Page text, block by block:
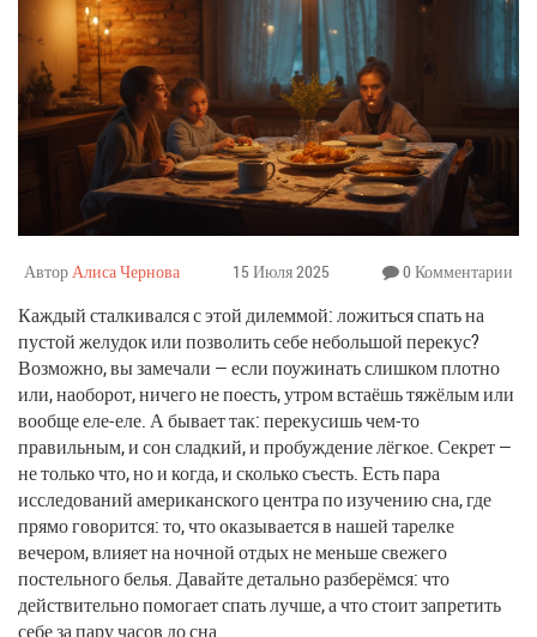
АвторАлиса Чернова 15 Июля 2025 0 Комментарии
Каждый сталкивался с этой дилеммой: ложиться спать на
пустой желудок или позволить себе небольшой перекус?
Возможно, вы замечали — если поужинать слишком плотно
или, наоборот, ничего не поесть, утром встаёшь тяжёлым или
вообще еле-еле. А бывает так: перекусишь чем-то
правильным, и сон сладкий, и пробуждение лёгкое. Секрет —
не только что, но и когда, и сколько съесть. Есть пара
исследований американского центра по изучению сна, где
прямо говорится: то, что оказывается в нашей тарелке
вечером, влияет на ночной отдых не меньше свежего
постельного белья. Давайте детально разберёмся: что
действительно помогает спать лучше, а что стоит запретить
себе за пару часов до сна.